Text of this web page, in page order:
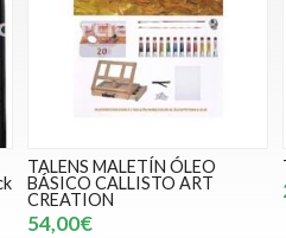
TALENS MALETÍN ÓLEO
BÁSICO CALLISTO ART
CREATION
54,00€